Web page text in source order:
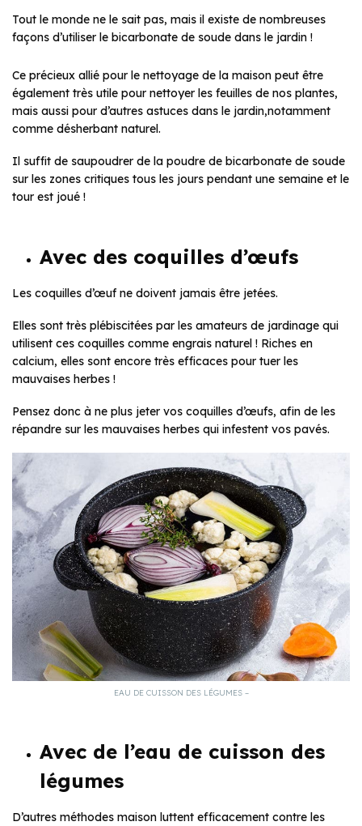
Tout le monde ne le sait pas, mais il existe de nombreuses
façons d’utiliser le bicarbonate de soude dans le jardin !
Ce précieux allié pour le nettoyage de la maison peut être
également très utile pour nettoyer les feuilles de nos plantes,
mais aussi pour d’autres astuces dans le jardin,notamment
comme désherbant naturel.
Il suffit de saupoudrer de la poudre de bicarbonate de soude
sur les zones critiques tous les jours pendant une semaine et le
tour est joué !
Avec des coquilles d’œufs
Les coquilles d’œuf ne doivent jamais être jetées.
Elles sont très plébiscitées par les amateurs de jardinage qui
utilisent ces coquilles comme engrais naturel ! Riches en
calcium, elles sont encore très efficaces pour tuer les
mauvaises herbes !
Pensez donc à ne plus jeter vos coquilles d’œufs, afin de les
répandre sur les mauvaises herbes qui infestent vos pavés.
EAU DE CUISSON DES LÉGUMES –
Avec de l’eau de cuisson des
légumes
D’autres méthodes maison luttent efficacement contre les